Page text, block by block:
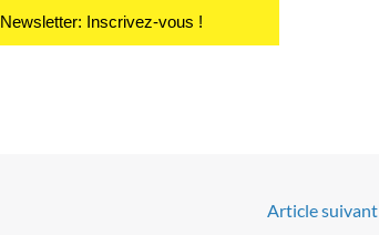
Newsletter: Inscrivez-vous !
Article suivant